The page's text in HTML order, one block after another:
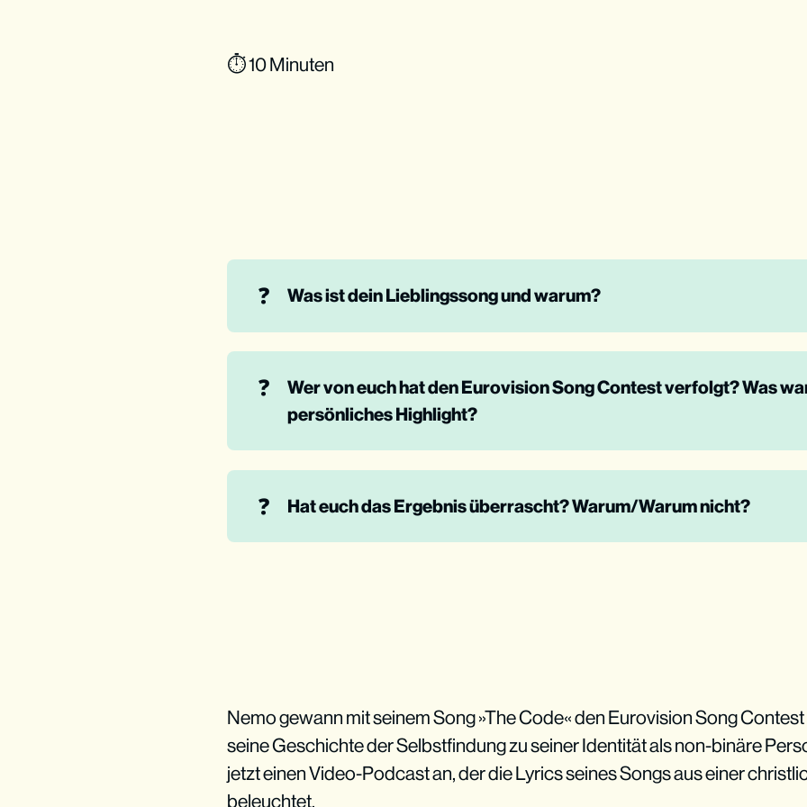
⏱ 10 Minuten
❓ Was ist dein Lieblingssong und warum?
❓
Wer von euch hat den Eurovision Song Contest verfolgt? Was
persönliches Highlight?
❓ Hat euch das Ergebnis überrascht? Warum/Warum nicht?
Nemo gewann mit seinem Song »The Code« den Eurovision Song
seine Geschichte der Selbstfindung zu seiner Identität als non-binäre
jetzt einen Video-Podcast an, der die Lyrics seines Songs aus einer
beleuchtet.